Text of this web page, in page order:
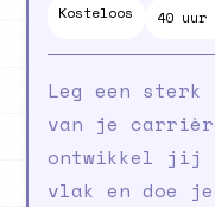
Kosteloos
6maanden 40 uur
Leg een sterk
van je
ontwikkel jij
vlak en doe